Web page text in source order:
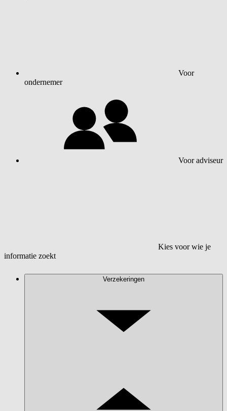
Voor
ondernemer
Voor adviseur
Kies voor wie je
informatie zoekt
Verzekeringen